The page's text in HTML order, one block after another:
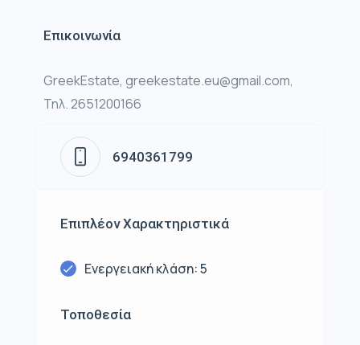
Επικοινωνία
GreekEstate, greekestate.eu@gmail.com,
Τηλ. 2651200166
6940361799
Επιπλέον Χαρακτηριστικά
Ενεργειακή κλάση: 5
Τοποθεσία